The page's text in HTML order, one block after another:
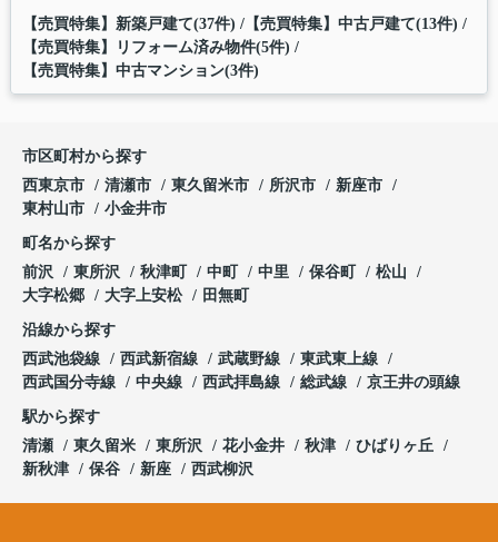
【売買特集】新築戸建て(37件) 【売買特集】中古戸建て(13件)
【売買特集】リフォーム済み物件(5件)
【売買特集】中古マンション(3件)
市区町村から探す
西東京市
清瀬市 東久留米市 所沢市
新座市
東村山市
小金井市
町名から探す
前沢
東所沢 秋津町 中町 中里 保谷町
松山
大字松郷
大字上安松 田無町
沿線から探す
西武池袋線
西武新宿線 武蔵野線
東武東上線
西武国分寺線
中央線 西武拝島線 総武線 京王井の頭線
駅から探す
清瀬
東久留米 東所沢 花小金井 秋津
ひばりヶ丘
新秋津
保谷 新座 西武柳沢